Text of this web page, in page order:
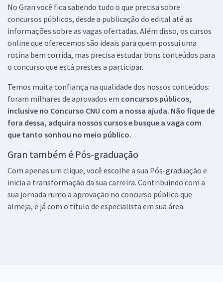
No Gran você fica sabendo tudo o que precisa sobre
concursos públicos, desde a publicação do edital até as
informações sobre as vagas ofertadas. Além disso, os cursos
online que oferecemos são ideais para quem possui uma
rotina bem corrida, mas precisa estudar bons conteúdos para
o concurso que está prestes a participar.
Temos muita confiança na qualidade dos nossos conteúdos:
foram milhares de aprovados em concursos públicos,
inclusive no Concurso CNU com a nossa ajuda. Não fique de
fora dessa, adquira nossos cursos e busque a vaga com
que tanto sonhou no meio público.
Gran também é Pós-graduação
Com apenas um clique, você escolhe a sua Pós-graduação e
inicia a transformação da sua carreira. Contribuindo com a
sua jornada rumo a aprovação no concurso público que
almeja, e já com o título de especialista em sua área.